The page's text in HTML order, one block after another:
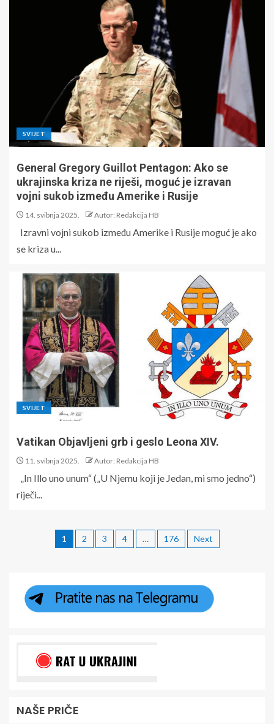
SVIJET
General Gregory Guillot Pentagon: Ako se
ukrajinska kriza ne riješi, moguć je izravan
vojni sukob između Amerike i Rusije
14. svibnja 2025. Autor: Redakcija HB
Izravni vojni sukob između Amerike i Rusije moguć je ako
se kriza u...
SVIJET
Vatikan Objavljeni grb i geslo Leona XIV.
11. svibnja 2025. Autor: Redakcija HB
„In Illo uno unum“ („U Njemu koji je Jedan, mi smo jedno“)
riječi...
1 2 3 4 … 176 Next
NAŠE PRIČE